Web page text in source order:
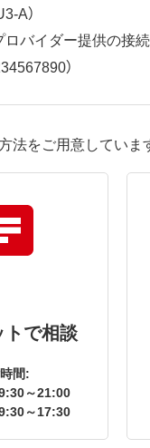
A）
バイダー提供の接
）
をご用意していま
トで相談
間:
～21:00
～17:30